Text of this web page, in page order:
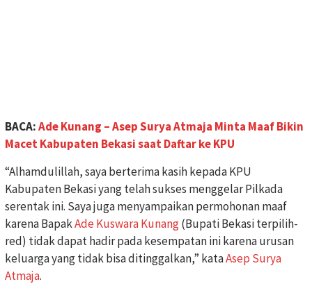
BACA:Ade Kunang – Asep Surya Atmaja Minta Maaf Bikin
Macet Kabupaten Bekasi saat Daftar ke KPU
“Alhamdulillah, saya berterima kasih kepada KPU
Kabupaten Bekasi yang telah sukses menggelar Pilkada
serentak ini. Saya juga menyampaikan permohonan maaf
karena BapakAde Kuswara Kunang(Bupati Bekasi terpilih-
red) tidak dapat hadir pada kesempatan ini karena urusan
keluarga yang tidak bisa ditinggalkan,” kataAsep Surya
Atmaja.